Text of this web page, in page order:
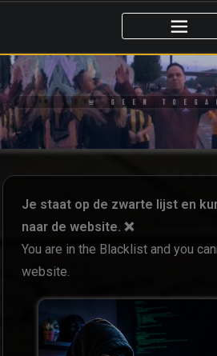
🚨 GEEN
Je staat op de zwarte lijst en
naar de website. ❌
You are in the Blacklist and you
website.